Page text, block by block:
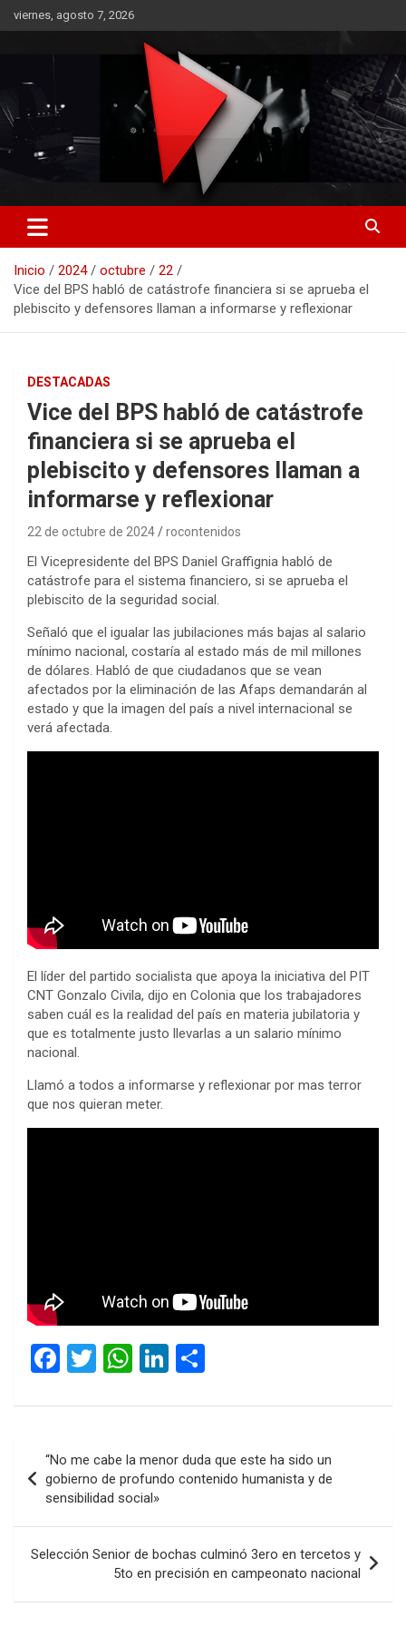
Saltar
al
viernes, agosto 7, 2026
RO CONTENIDOS
Inicio 2024 octubre
22
Vice del BPS habló de catástrofe financiera si se aprueba el
plebiscito y defensores llaman a informarse y reflexionar
DESTACADAS
Vice del BPS habló de catástrofe
financiera si se aprueba el
plebiscito y defensores llaman a
informarse y reflexionar
22 de octubre de 2024 rocontenidos
El Vicepresidente del BPS Daniel Graffignia habló de
catástrofe para el sistema financiero, si se aprueba el
plebiscito de la seguridad social.
Señaló que el igualar las jubilaciones más bajas al salario
mínimo nacional, costaría al estado más de mil millones
de dólares. Habló de que ciudadanos que se vean
afectados por la eliminación de las Afaps demandarán al
estado y que la imagen del país a nivel internacional se
verá afectada.
El líder del partido socialista que apoya la iniciativa del PIT
CNT Gonzalo Civila, dijo en Colonia que los trabajadores
saben cuál es la realidad del país en materia jubilatoria y
que es totalmente justo llevarlas a un salario mínimo
nacional.
Llamó a todos a informarse y reflexionar por mas terror
que nos quieran meter.
F
ce
o
o
k
T
tt
er
W
at
A
p
p
Li
ke
dI
n
m
ar
de
entradas
“No me cabe la menor duda que este ha sido un
gobierno de profundo contenido humanista y de
sensibilidad social»
Selección Senior de bochas culminó 3ero en tercetos y
5to en precisión en campeonato nacional